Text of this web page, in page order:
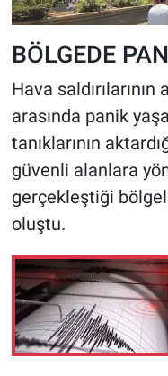
BÖLGEDE
Hava
arasında panik
tanıklarının
güvenli alanlara
gerçekleştiği
oluştu.